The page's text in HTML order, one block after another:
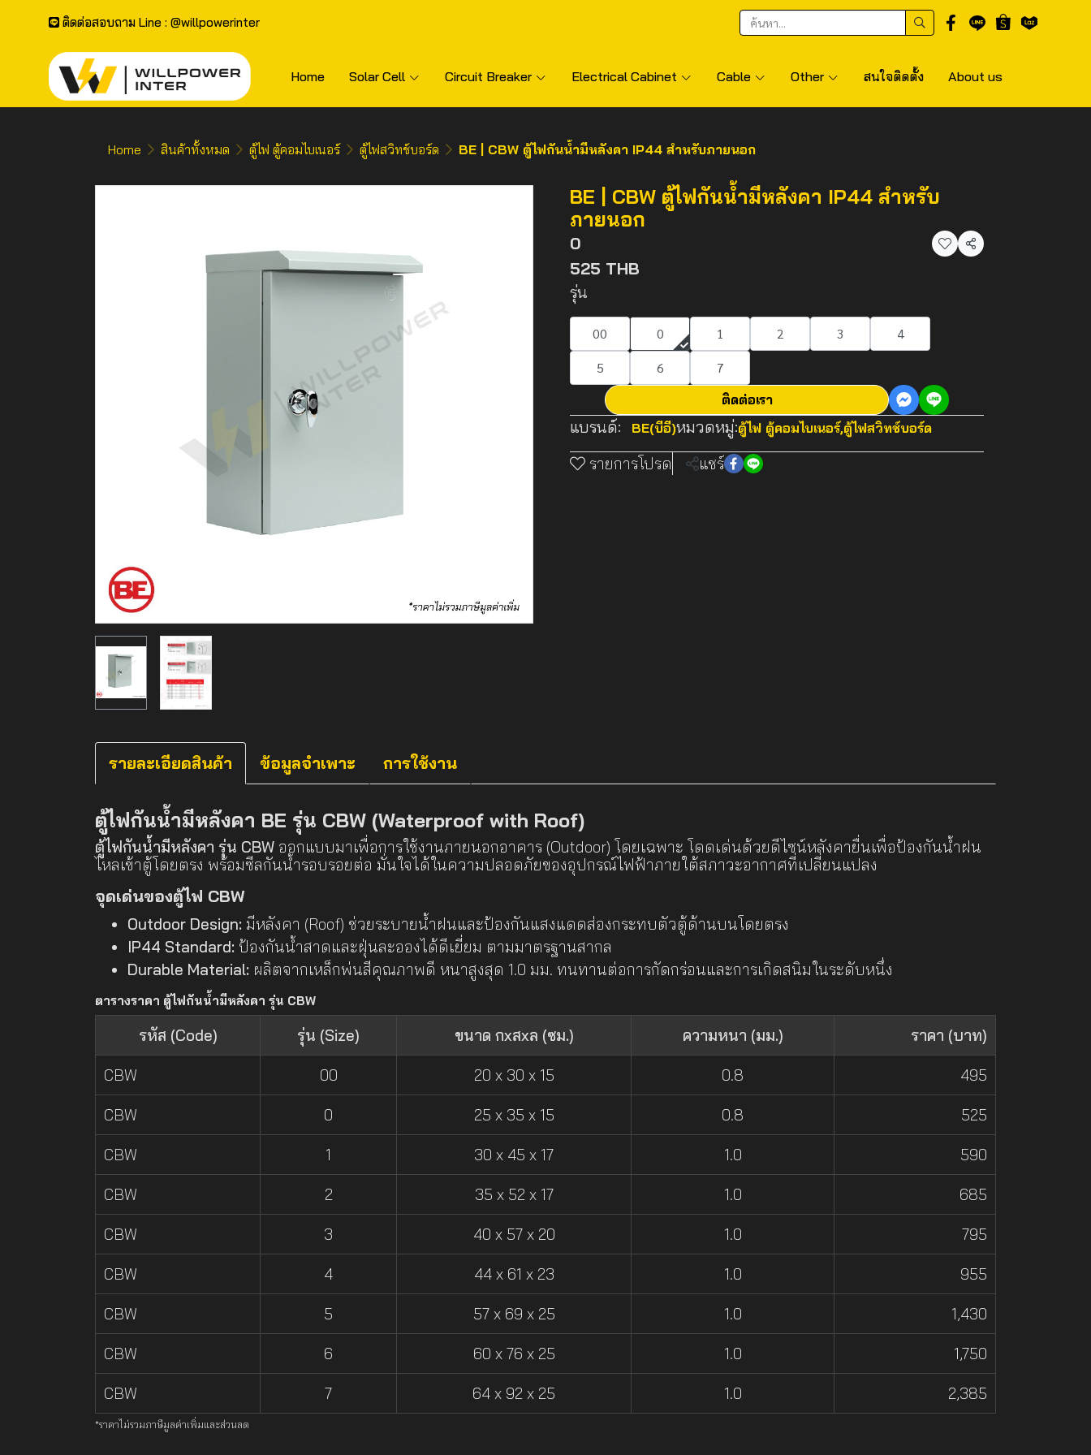
ติดต่อสอบถาม Line : @willpowerinter
Home Solar Cell Circuit Breaker Electrical Cabinet Cable Other สนใจติดตั้ง About us
Home สินค้าทั้งหมด ตู้ไฟ ตู้คอมไบเนอร์ ตู้ไฟสวิทช์บอร์ด BE | CBW ตู้ไฟกันน้ำมีหลังคา IP44 สำหรับภายนอก
BE | CBW ตู้ไฟกันน้ำมีหลังคา IP44 สำหรับ
ภายนอก
0 แชร์
525 THB
รุ่น
00 0 1 2 3
4
5
6 7
ติดต่อเรา
แบรนด์: BE(บีอี)หมวดหมู่:ตู้ไฟ ตู้คอมไบเนอร์,ตู้ไฟสวิทช์บอร์ด
รายการโปรด แชร์
รายละเอียดสินค้า ข้อมูลจำเพาะ การใช้งาน
ตู้ไฟกันน้ำมีหลังคา BE รุ่น CBW (Waterproof with Roof)
ตู้ไฟกันน้ำมีหลังคา รุ่น CBW ออกแบบมาเพื่อการใช้งานภายนอกอาคาร (Outdoor) โดยเฉพาะ โดดเด่นด้วยดีไซน์หลังคายื่นเพื่อป้องกันน้ำฝน
ไหลเข้าตู้โดยตรง พร้อมซีลกันน้ำรอบรอยต่อ มั่นใจได้ในความปลอดภัยของอุปกรณ์ไฟฟ้าภายใต้สภาวะอากาศที่เปลี่ยนแปลง
จุดเด่นของตู้ไฟ CBW
Outdoor Design: มีหลังคา (Roof) ช่วยระบายน้ำฝนและป้องกันแสงแดดส่องกระทบตัวตู้ด้านบนโดยตรง
IP44 Standard: ป้องกันน้ำสาดและฝุ่นละอองได้ดีเยี่ยม ตามมาตรฐานสากล
Durable Material: ผลิตจากเหล็กพ่นสีคุณภาพดี หนาสูงสุด 1.0 มม. ทนทานต่อการกัดกร่อนและการเกิดสนิมในระดับหนึ่ง
ตารางราคา ตู้ไฟกันน้ำมีหลังคา รุ่น CBW
รหัส (Code) รุ่น (Size) ขนาด กxสxล (ซม.) ความหนา (มม.) ราคา (บาท)
CBW 00 20 x 30 x 15 0.8 495
CBW 0 25 x 35 x 15 0.8 525
CBW 1 30 x 45 x 17 1.0 590
CBW 2 35 x 52 x 17 1.0 685
CBW 3 40 x 57 x 20 1.0 795
CBW 4 44 x 61 x 23 1.0 955
CBW 5 57 x 69 x 25 1.0 1,430
CBW 6 60 x 76 x 25 1.0 1,750
CBW 7 64 x 92 x 25 1.0 2,385
*ราคาไม่รวมภาษีมูลค่าเพิ่มและส่วนลด